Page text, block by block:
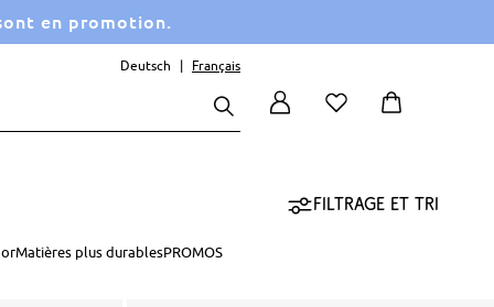
en promotion.
Deutsch Français
Filtrage et tri
Matières plus durablesPROMOS